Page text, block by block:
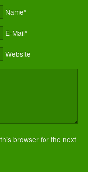
Name*
E-Mail*
Website
browser for the next